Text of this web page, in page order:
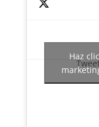
Haz